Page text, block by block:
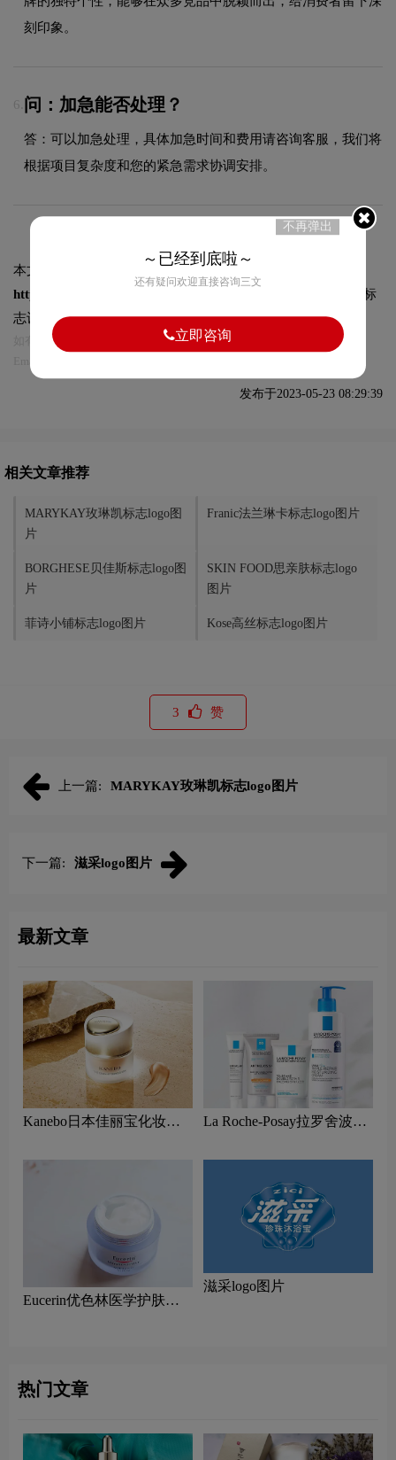
刻印象。
6. 问：加急能否处理？
答：可以加急处理，具体加急时间和费用请咨询客服，我们将
根据项目复杂度和您的紧急需求协调安排。
本文标题和链接
Cetaphil丝塔芙标志logo图片:
https://logo9.net/works/10982.html
转载时请注明出处为诗宸标
志设计及本链接!
如有内容侵犯您的合法权益，请及时与我们联系
发布于2023-05-23 08:29:39
相关文章推荐
MARYKAY玫琳凯标志logo图
片
Franic法兰琳卡标志logo图片
BORGHESE贝佳斯标志logo图
片
SKIN FOOD思亲肤标志logo
图片
菲诗小铺标志logo图片 Kose高丝标志logo图片
3 赞
上一篇: MARYKAY玫琳凯标志logo图片
下一篇: 滋采logo图片
最新文章
Kanebo日本佳丽宝化妆品
理念
La Roche-Posay拉罗舍波赛
皮肤护理品牌理念
Eucerin优色林医学护肤品
滋采logo图片
热门文章
不再弹出
～已经到底啦～
还有疑问欢迎直接咨询三文
立即咨询